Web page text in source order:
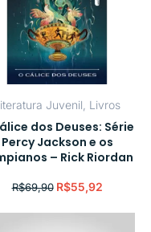
Juvenil Livros
dos Deuses: Série
Percy Jackson e os
– Rick Riordan
R$69,90 R$55,92